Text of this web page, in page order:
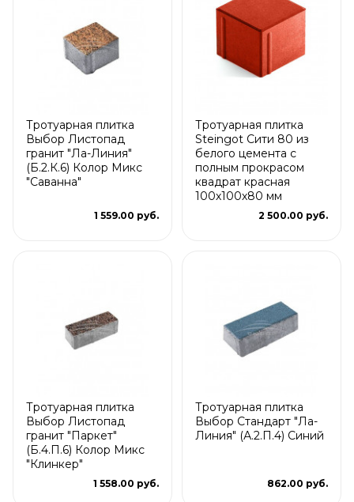
Тротуарная плитка
Выбор Листопад
гранит "Ла-Линия"
(Б.2.К.6) Колор Микс
"Саванна"
1 559.00 руб.
Тротуарная плитка
Steingot Сити 80 из
белого цемента с
полным прокрасом
квадрат красная
100х100х80 мм
2 500.00 руб.
Тротуарная плитка
Выбор Листопад
гранит "Паркет"
(Б.4.П.6) Колор Микс
"Клинкер"
1 558.00 руб.
Тротуарная плитка
Выбор Стандарт "Ла-
Линия" (А.2.П.4) Синий
862.00 руб.